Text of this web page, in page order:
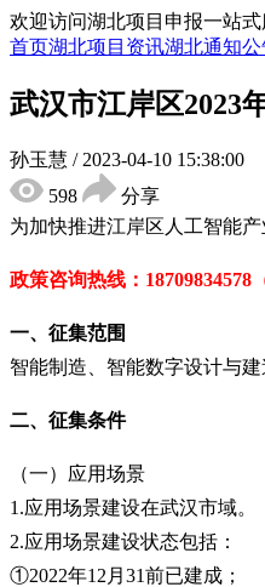
欢迎访问湖北项目申报一站式
首页湖北项目资讯湖北通知公
武汉市江岸区2023
孙玉慧 / 2023-04-10 15:38:00
598
分享
为加快推进江岸区人工智能
政策咨询热线： 18709834578
一、征集范围
智能制造、智能数字设计与
二、征集条件
（一）应用场景
1.应用场景建设在武汉市域。
2.应用场景建设状态包括：
①2022年12月31前已建成；